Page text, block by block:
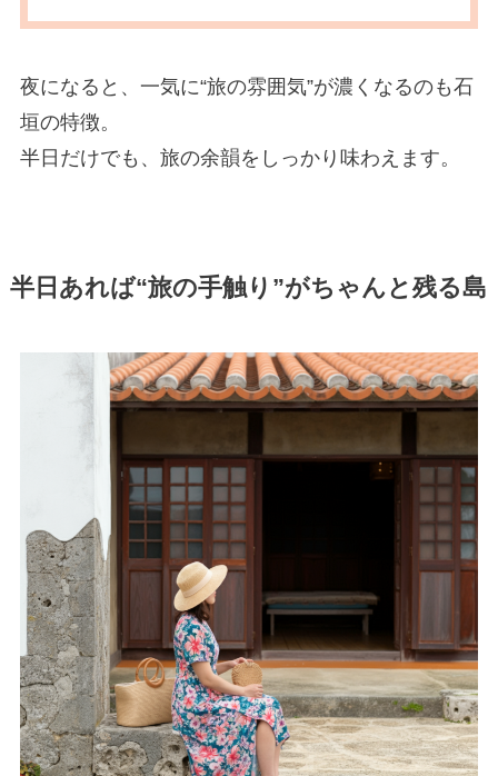
夜になると、一気に“旅の雰囲気”が濃くなるのも石
垣の特徴。
半日だけでも、旅の余韻をしっかり味わえます。
半日あれば“旅の手触り”がちゃんと残る島